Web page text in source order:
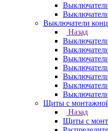
Выключатели
Назад
Щиты с
Назад
Щиты с